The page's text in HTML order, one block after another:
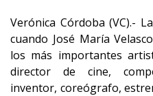
Verónica Córdoba (VC).-
cuando José María
los más importantes
director de cine,
inventor, coreógrafo,